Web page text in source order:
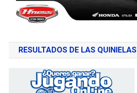
RESULTADOS DE LAS QUINIELAS